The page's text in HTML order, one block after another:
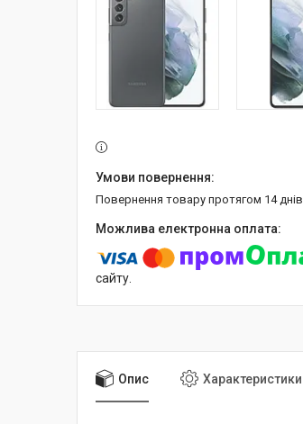
повернення товару протягом 14 днів
сайту.
Опис Характеристики